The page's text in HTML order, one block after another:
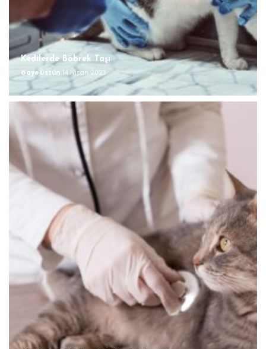
Kedilerde Böbrek Taşı
Gaye Üstün 14 Nisan 2023